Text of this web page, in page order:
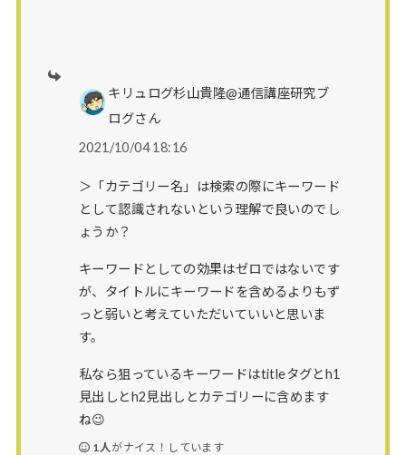
キリュログ杉山貴隆@通信講座研究ブ
ログさん
2021/10/04 18:16
＞「カテゴリー名」は検索の際にキーワード
として認識されないという理解で良いのでし
ょうか？
キーワードとしての効果はゼロではないです
が、タイトルにキーワードを含めるよりもず
っと弱いと考えていただいていいと思いま
す。
私なら狙っているキーワードはtitleタグとh1
見出しとh2見出しとカテゴリーに含めます
ね😉
1人がナイス！しています